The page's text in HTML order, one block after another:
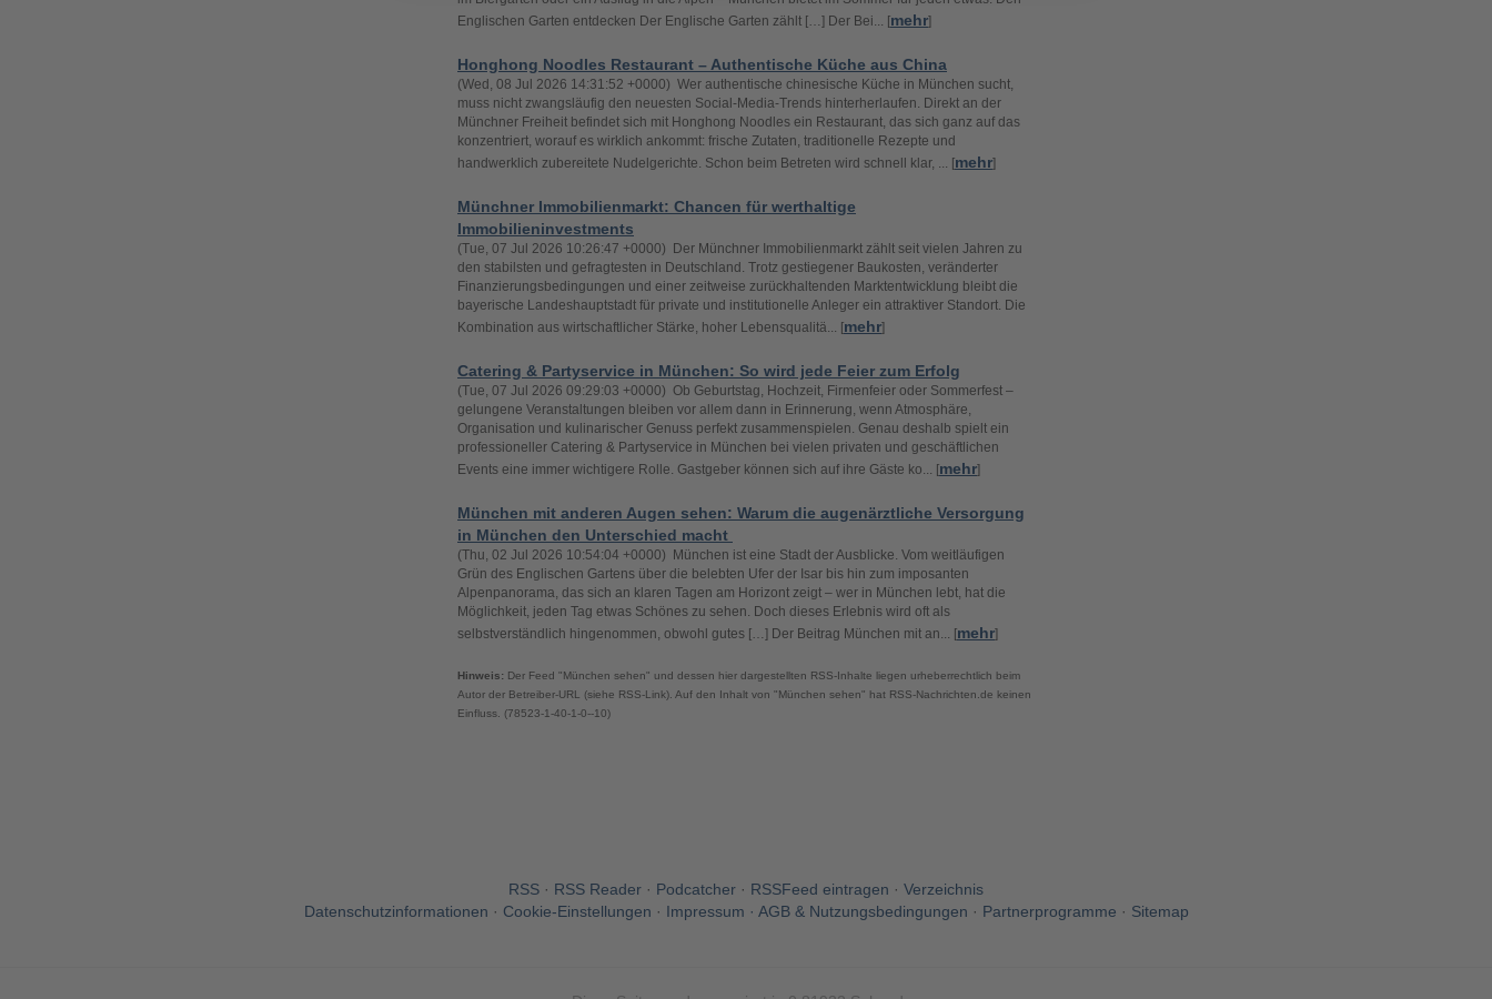
Englischen Garten entdecken Der Englische Garten zählt […] Der Bei... [mehr]
Honghong Noodles Restaurant – Authentische Küche aus China
(Wed, 08 Jul 2026 14:31:52 +0000) Wer authentische chinesische Küche in München sucht,
muss nicht zwangsläufig den neuesten Social-Media-Trends hinterherlaufen. Direkt an der
Münchner Freiheit befindet sich mit Honghong Noodles ein Restaurant, das sich ganz auf das
konzentriert, worauf es wirklich ankommt: frische Zutaten, traditionelle Rezepte und
handwerklich zubereitete Nudelgerichte. Schon beim Betreten wird schnell klar, ... [mehr]
Münchner Immobilienmarkt: Chancen für werthaltige
Immobilieninvestments
(Tue, 07 Jul 2026 10:26:47 +0000) Der Münchner Immobilienmarkt zählt seit vielen Jahren zu
den stabilsten und gefragtesten in Deutschland. Trotz gestiegener Baukosten, veränderter
Finanzierungsbedingungen und einer zeitweise zurückhaltenden Marktentwicklung bleibt die
bayerische Landeshauptstadt für private und institutionelle Anleger ein attraktiver Standort. Die
Kombination aus wirtschaftlicher Stärke, hoher Lebensqualitä... [mehr]
Catering & Partyservice in München: So wird jede Feier zum Erfolg
(Tue, 07 Jul 2026 09:29:03 +0000) Ob Geburtstag, Hochzeit, Firmenfeier oder Sommerfest –
gelungene Veranstaltungen bleiben vor allem dann in Erinnerung, wenn Atmosphäre,
Organisation und kulinarischer Genuss perfekt zusammenspielen. Genau deshalb spielt ein
professioneller Catering & Partyservice in München bei vielen privaten und geschäftlichen
Events eine immer wichtigere Rolle. Gastgeber können sich auf ihre Gäste ko... [mehr]
München mit anderen Augen sehen: Warum die augenärztliche Versorgung
in München den Unterschied macht
(Thu, 02 Jul 2026 10:54:04 +0000) München ist eine Stadt der Ausblicke. Vom weitläufigen
Grün des Englischen Gartens über die belebten Ufer der Isar bis hin zum imposanten
Alpenpanorama, das sich an klaren Tagen am Horizont zeigt – wer in München lebt, hat die
Möglichkeit, jeden Tag etwas Schönes zu sehen. Doch dieses Erlebnis wird oft als
selbstverständlich hingenommen, obwohl gutes […] Der Beitrag München mit an... [mehr]
Hinweis: Der Feed "München sehen" und dessen hier dargestellten RSS-Inhalte liegen urheberrechtlich beim
Autor der Betreiber-URL (siehe RSS-Link). Auf den Inhalt von "München sehen" hat RSS-Nachrichten.de keinen
Einfluss. (78523-1-40-1-0--10)
RSS · RSS Reader · Podcatcher · RSSFeed eintragen · Verzeichnis
Datenschutzinformationen · Cookie-Einstellungen · Impressum · AGB & Nutzungsbedingungen · Partnerprogramme · Sitemap